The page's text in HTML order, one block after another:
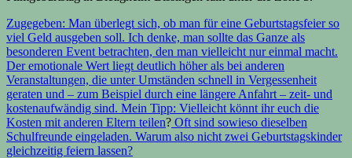
Zugegeben: Man überlegt sich, ob man für eine Geburtstagsfeier so
viel Geld ausgeben soll. Ich denke, man sollte das Ganze als
besonderen Event betrachten, den man vielleicht nur einmal macht.
Der emotionale Wert liegt deutlich höher als bei anderen
Veranstaltungen, die unter Umständen schnell in Vergessenheit
geraten und – zum Beispiel durch eine längere Anfahrt – zeit- und
kostenaufwändig sind. Mein Tipp: Vielleicht könnt ihr euch die
Kosten mit anderen Eltern teilen? Oft sind sowieso dieselben
Schulfreunde eingeladen. Warum also nicht zwei Geburtstagskinder
gleichzeitig feiern lassen?